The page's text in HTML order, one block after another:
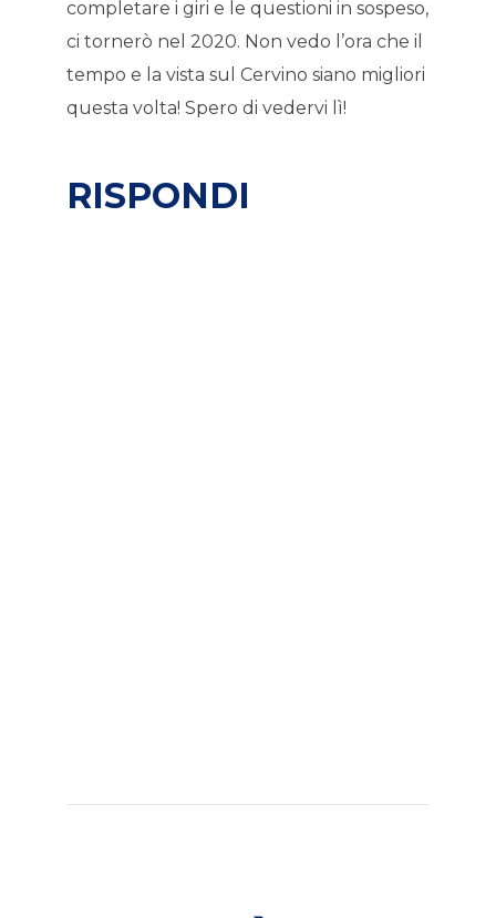
completare i giri e le questioni in sospeso,
ci tornerò nel 2020. Non vedo l’ora che il
tempo e la vista sul Cervino siano migliori
questa volta! Spero di vedervi lì!
RISPONDI